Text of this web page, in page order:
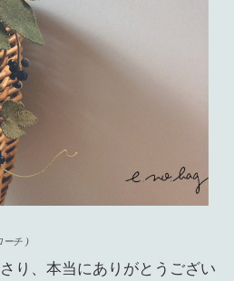
ーチ )
り、本当にありがとうござい